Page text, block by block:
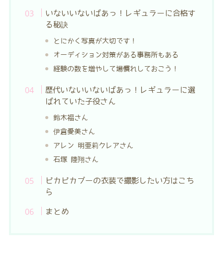
いないいないばあっ！レギュラーに合格す
る秘訣
とにかく写真が大切です！
オーディション対策がある事務所もある
経験の数を増やして場慣れしておこう！
歴代いないいないばあっ！レギュラーに選
ばれていた子役さん
鈴木福さん
伊倉愛美さん
アレン 明亜莉クレアさん
石塚 陸翔さん
ピカピカブーの衣装で撮影したい方はこち
ら
まとめ